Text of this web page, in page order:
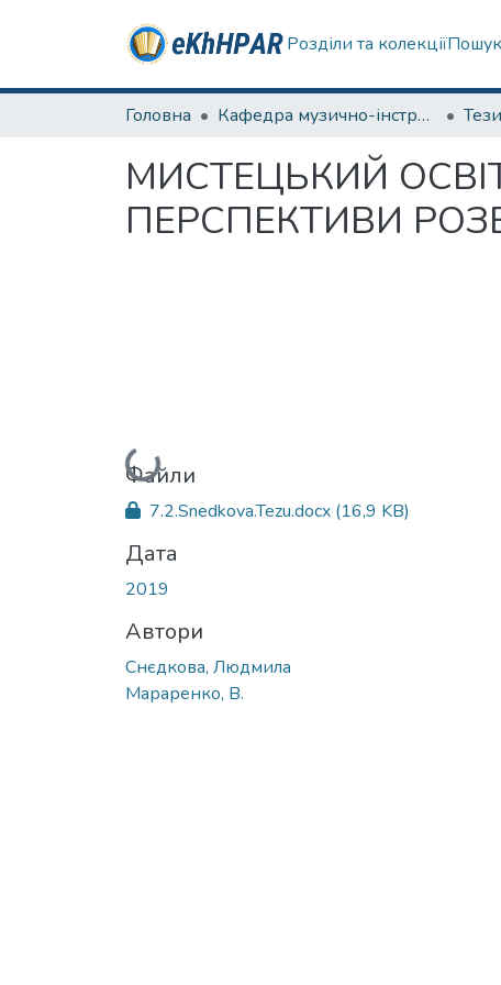
Розділи та колекціїПошук
Головна Кафедра музично-інструментальної підготовки вчителя Тези
МИСТЕЦЬКИЙ
ПЕРСПЕКТИВИ
Вантажиться...
Файли
7.2.Snedkova.Tezu.docx (16,9 KB)
Дата
2019
Автори
Снєдкова, Людмила
Мараренко, В.